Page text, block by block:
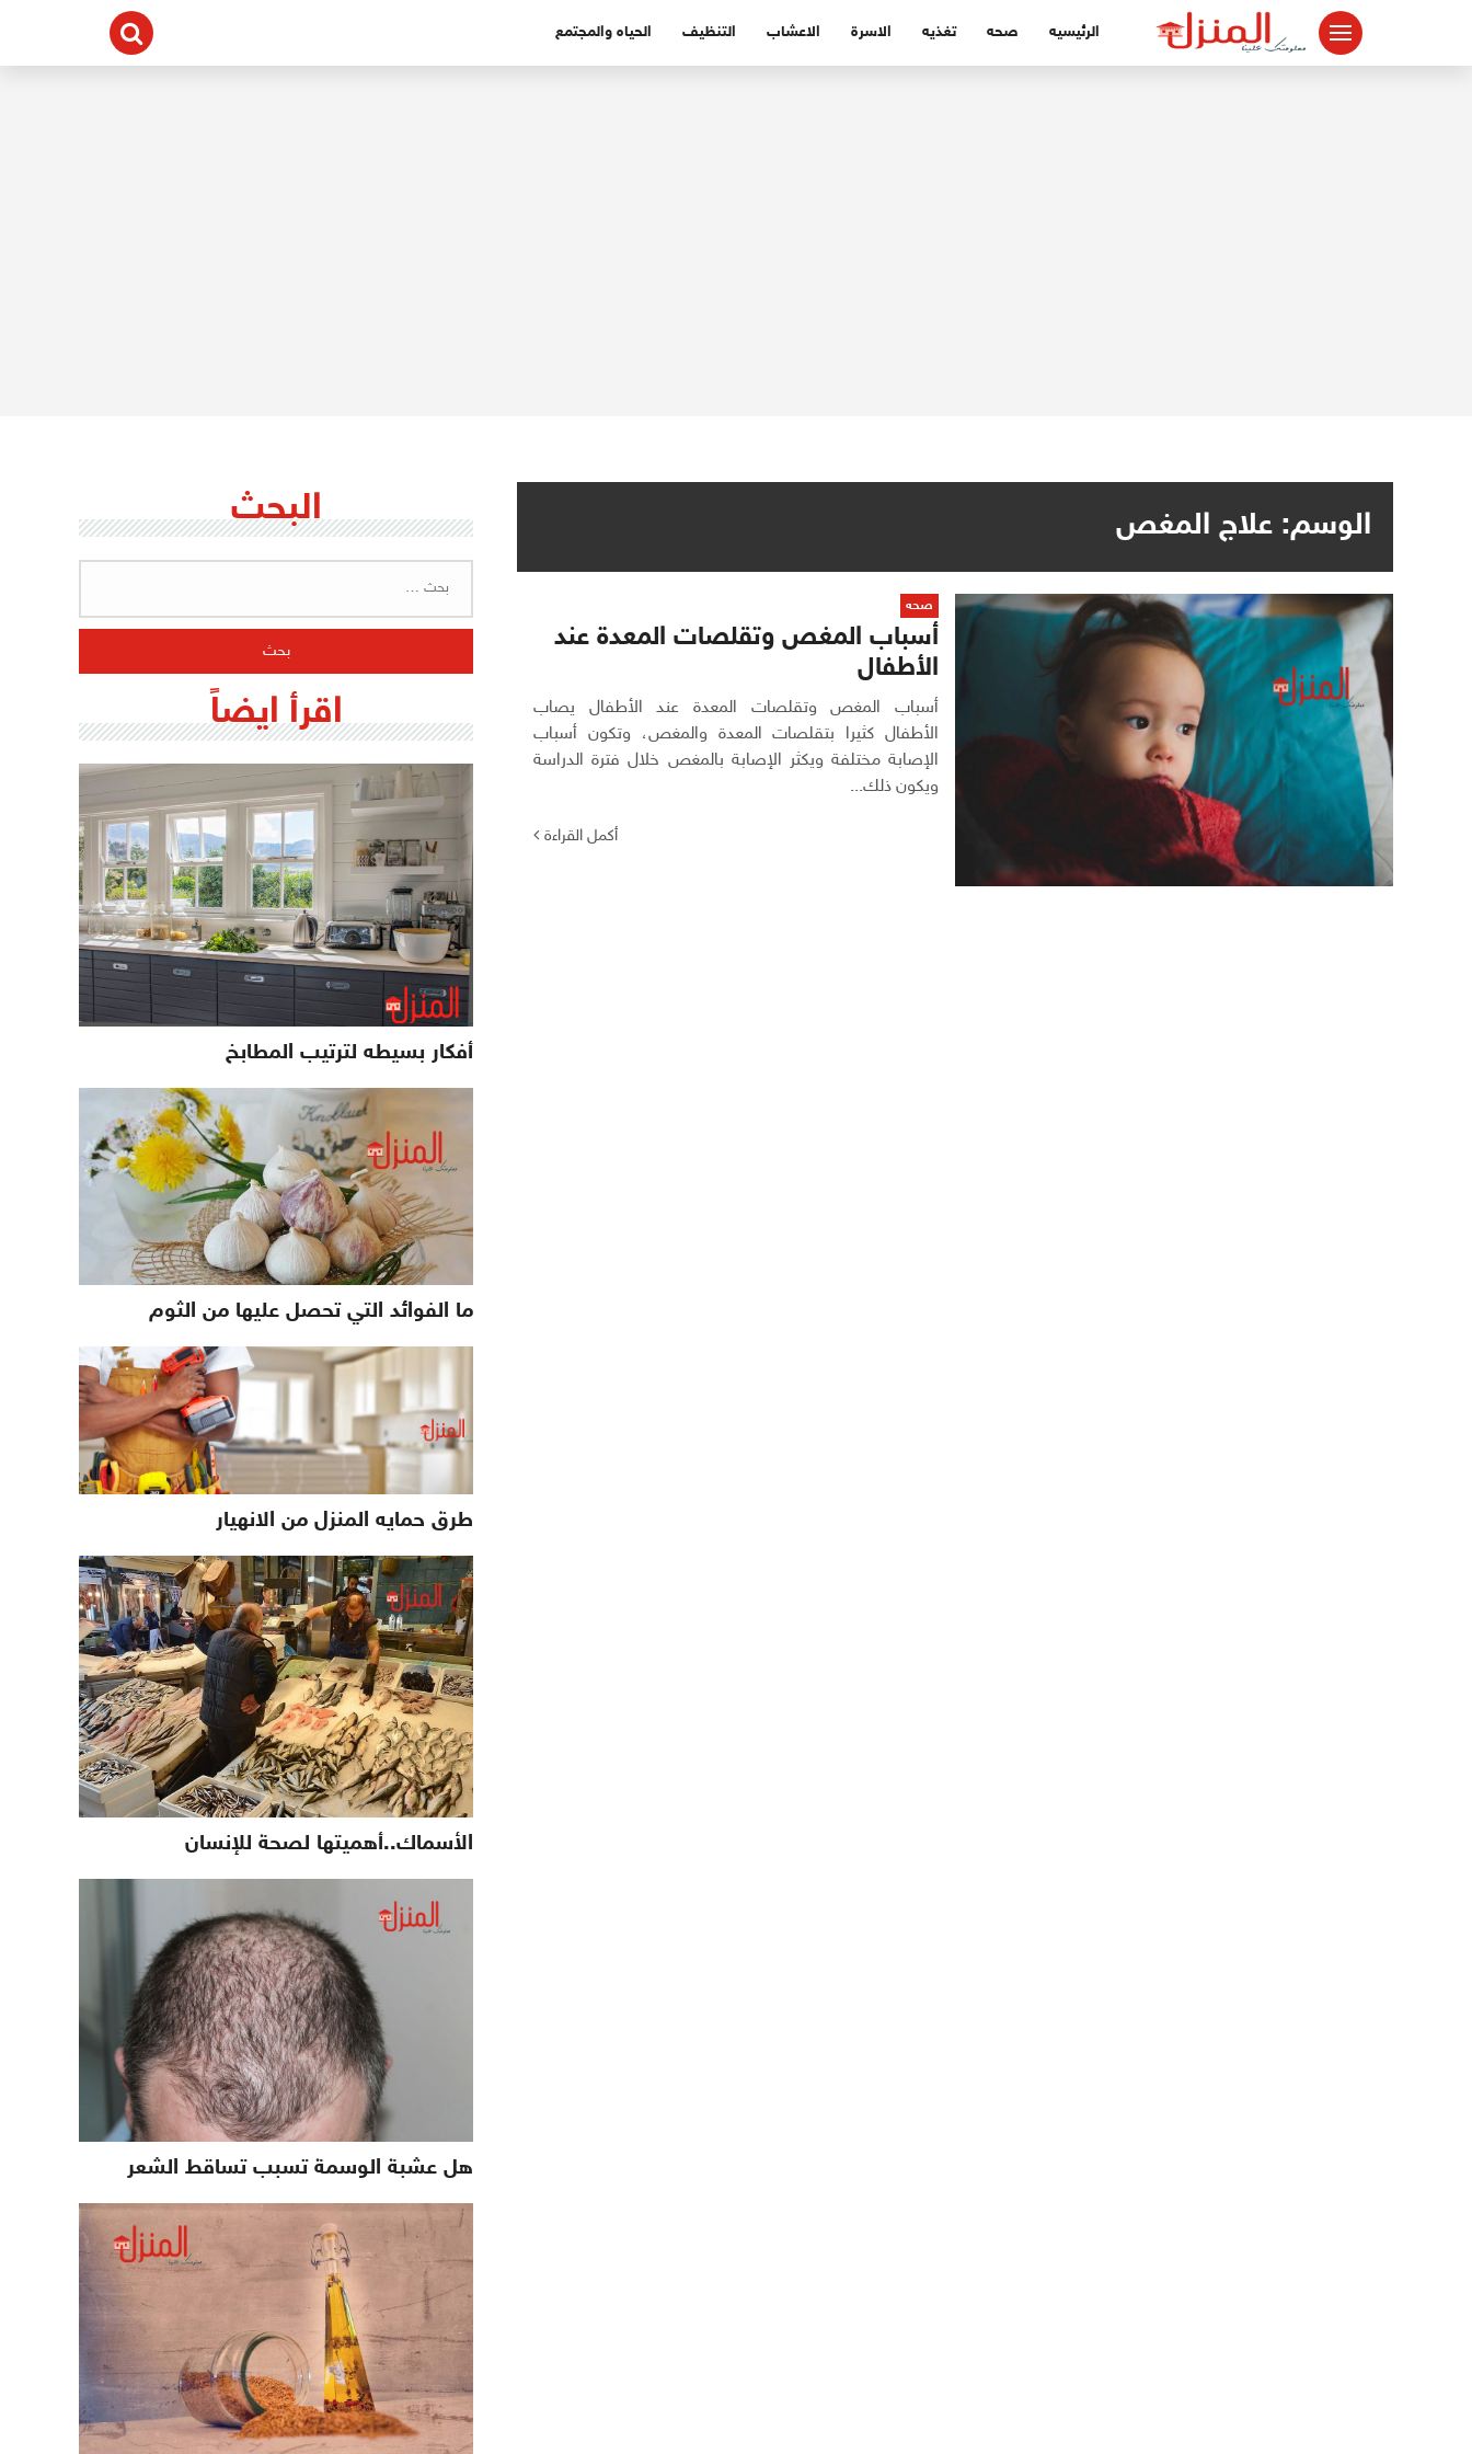
الرئيسيه صحه تغذيه الاسرة الاعشاب التنظيف الحياه والمجتمع
الوسم: علاج المغص
صحه
أسباب المغص وتقلصات المعدة عند
الأطفال
أسباب المغص وتقلصات المعدة عند الأطفال يصاب
الأطفال كثيرا بتقلصات المعدة والمغص، وتكون أسباب
الإصابة مختلفة ويكثر الإصابة بالمغص خلال فترة الدراسة
ويكون ذلك...
أكمل القراءة
البحث
اقرأ ايضاً
أفكار بسيطه لترتيب المطابخ
ما الفوائد التي تحصل عليها من الثوم
طرق حمايه المنزل من الانهيار
الأسماك..أهميتها لصحة للإنسان
هل عشبة الوسمة تسبب تساقط الشعر